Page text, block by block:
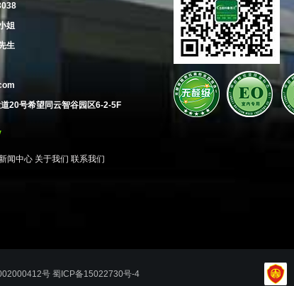
姐
生
20号希望同云智谷园区6-2-5F
闻中心 关于我们 联系我们
号 蜀ICP备15022730号-4